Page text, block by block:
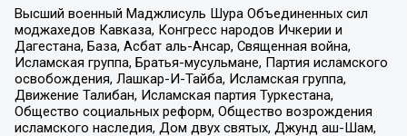
Высший военный Маджлисуль Шура Объединенных сил
моджахедов Кавказа, Конгресс народов Ичкерии и
Дагестана, База, Асбат аль-Ансар, Священная война,
Исламская группа, Братья-мусульмане, Партия исламского
освобождения, Лашкар-И-Тайба, Исламская группа,
Движение Талибан, Исламская партия Туркестана,
Общество социальных реформ, Общество возрождения
исламского наследия, Дом двух святых, Джунд аш-Шам,